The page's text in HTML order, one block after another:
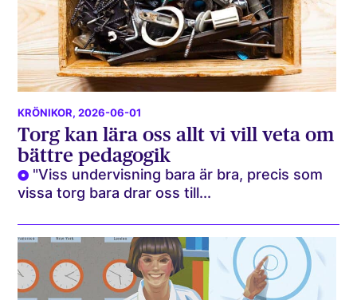
KRÖNIKOR, 2026-06-01
Torg kan lära oss allt vi vill veta om
bättre pedagogik
"Viss undervisning bara är bra, precis som
vissa torg bara drar oss till...